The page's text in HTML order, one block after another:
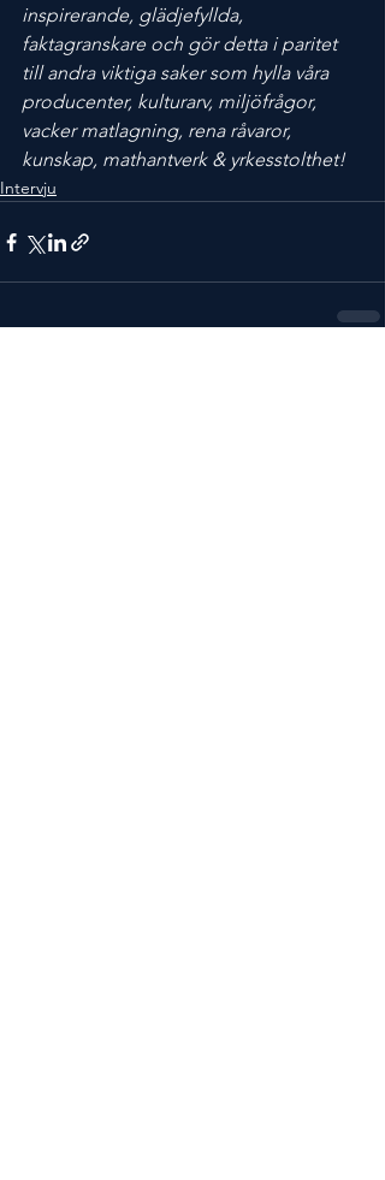
inspirerande, glädjefyllda,
faktagranskare och gör detta i paritet
till andra viktiga saker som hylla våra
producenter, kulturarv, miljöfrågor,
vacker matlagning, rena råvaror,
kunskap, mathantverk & yrkesstolthet!
Intervju